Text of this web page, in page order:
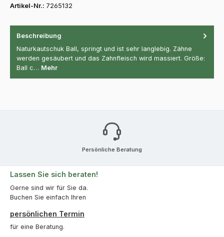
Artikel-Nr.: 7265132
Beschreibung
Naturkautschuk Ball, springt und ist sehr langlebig. Zähne
werden gesäubert und das Zahnfleisch wird massiert. Größe:
Ball c… Mehr
Persönliche Beratung
Lassen Sie sich beraten!
Gerne sind wir für Sie da.
Buchen Sie einfach Ihren
persönlichen Termin
für eine Beratung.